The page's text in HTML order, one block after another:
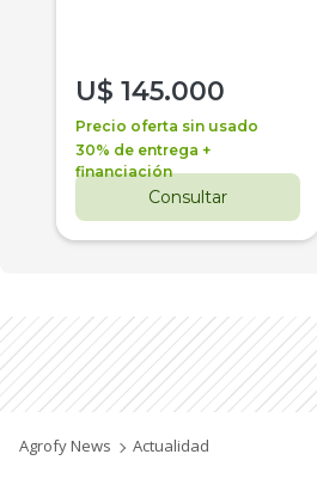
U$ 145.000
Precio oferta sin usado
30% de entrega +
financiación
Consultar
Agrofy News Actualidad